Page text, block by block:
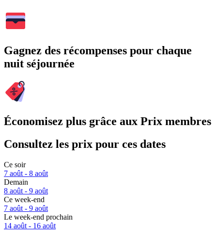
Gagnez des récompenses pour chaque
nuit séjournée
Économisez plus grâce aux Prix membres
Consultez les prix pour ces dates
Ce soir
7 août - 8 août
Demain
8 août - 9 août
Ce week-end
7 août - 9 août
Le week-end prochain
14 août - 16 août